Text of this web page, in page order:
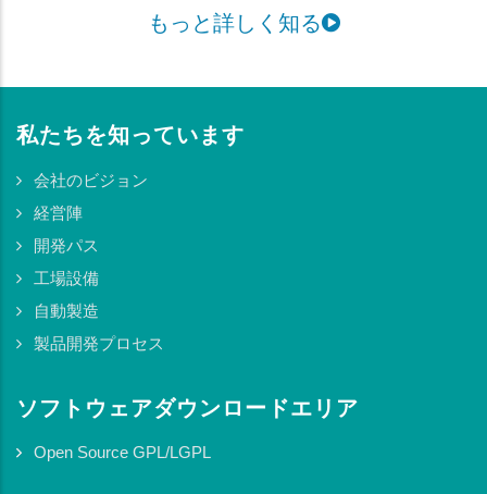
もっと詳しく知る
私たちを知っています
会社のビジョン
経営陣
開発パス
工場設備
自動製造
製品開発プロセス
ソフトウェアダウンロードエリア
Open Source GPL/LGPL